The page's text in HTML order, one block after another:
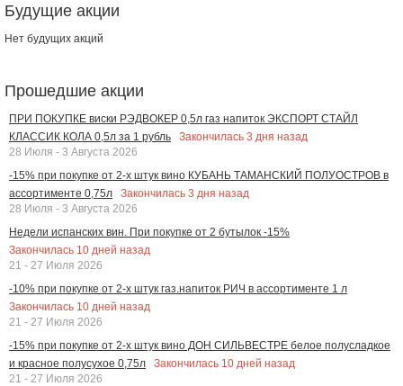
Будущие акции
Нет будущих акций
Прошедшие акции
ПРИ ПОКУПКЕ виски РЭДВОКЕР 0,5л газ напиток ЭКСПОРТ СТАЙЛ
КЛАССИК КОЛА 0,5л за 1 рубль
Закончилась 3 дня назад
28 Июля - 3 Августа 2026
-15% при покупке от 2-х штук вино КУБАНЬ ТАМАНСКИЙ ПОЛУОСТРОВ в
ассортименте 0,75л
Закончилась 3 дня назад
28 Июля - 3 Августа 2026
Недели испанских вин. При покупке от 2 бутылок -15%
Закончилась 10 дней назад
21 - 27 Июля 2026
-10% при покупке от 2-х штук газ.напиток РИЧ в ассортименте 1 л
Закончилась 10 дней назад
21 - 27 Июля 2026
-15% при покупке от 2-х штук вино ДОН СИЛЬВЕСТРЕ белое полусладкое
и красное полусухое 0,75л
Закончилась 10 дней назад
21 - 27 Июля 2026